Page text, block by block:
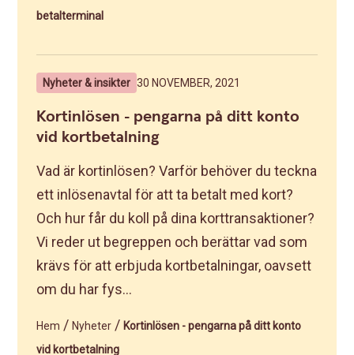
betalterminal
Nyheter & insikter 30 NOVEMBER, 2021
Kortinlösen - pengarna på ditt konto
vid kortbetalning
Vad är kortinlösen? Varför behöver du teckna
ett inlösenavtal för att ta betalt med kort?
Och hur får du koll på dina korttransaktioner?
Vi reder ut begreppen och berättar vad som
krävs för att erbjuda kortbetalningar, oavsett
om du har fys...
Hem /Nyheter /Kortinlösen - pengarna på ditt konto
vid kortbetalning